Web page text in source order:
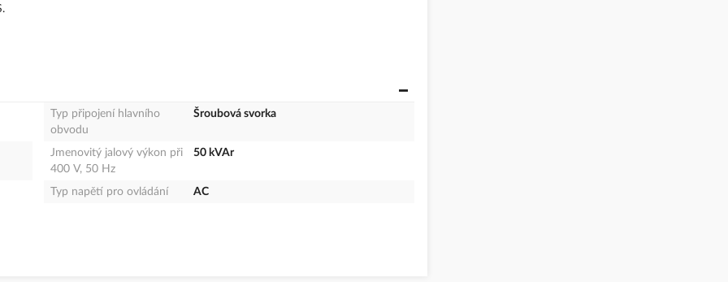
Typ připojení hlavního
obvodu
Šroubová svorka
Jmenovitý jalový výkon při
400 V, 50 Hz
50 kVAr
Typ napětí pro ovládání AC